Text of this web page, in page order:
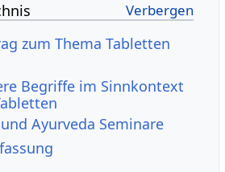
Begriffe im Sinnkontext
Ayurveda Seminare